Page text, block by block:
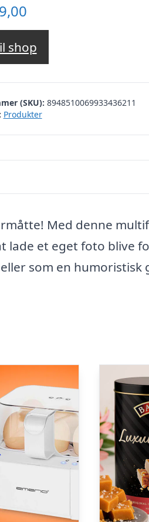
shop
(SKU): 8948510069933436211
Produkter
Med denne
lade et eget foto blive
som en humoristisk